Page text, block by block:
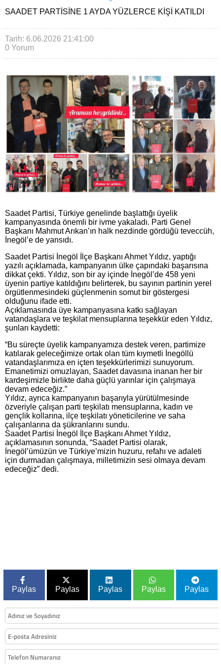
SAADET PARTISINE 1 AYDA YÜZLERCE KIŞI KATILDI
Tarih: 6.06.2026 21:41:00
0 Yorum
Saadet Partisi, Türkiye genelinde başlattığı üyelik
kampanyasında önemli bir ivme yakaladı. Parti Genel
Başkanı Mahmut Arıkan’ın halk nezdinde gördüğü teveccüh,
İnegöl’e de yansıdı.
Saadet Partisi İnegöl İlçe Başkanı Ahmet Yıldız, yaptığı
yazılı açıklamada, kampanyanın ülke çapındaki başarısına
dikkat çekti. Yıldız, son bir ay içinde İnegöl’de 458 yeni
üyenin partiye katıldığını belirterek, bu sayının partinin yerel
örgütlenmesindeki güçlenmenin somut bir göstergesi
olduğunu ifade etti.
Açıklamasında üye kampanyasına katkı sağlayan
vatandaşlara ve teşkilat mensuplarına teşekkür eden Yıldız,
şunları kaydetti:
“Bu süreçte üyelik kampanyamıza destek veren, partimize
katılarak geleceğimize ortak olan tüm kıymetli İnegöllü
vatandaşlarımıza en içten teşekkürlerimizi sunuyorum.
Emanetimizi omuzlayan, Saadet davasına inanan her bir
kardeşimizle birlikte daha güçlü yarınlar için çalışmaya
devam edeceğiz.”
Yıldız, ayrıca kampanyanın başarıyla yürütülmesinde
özveriyle çalışan parti teşkilatı mensuplarına, kadın ve
gençlik kollarına, ilçe teşkilatı yöneticilerine ve saha
çalışanlarına da şükranlarını sundu.
Saadet Partisi İnegöl İlçe Başkanı Ahmet Yıldız,
açıklamasının sonunda, “Saadet Partisi olarak,
İnegöl’ümüzün ve Türkiye’mizin huzuru, refahı ve adaleti
için durmadan çalışmaya, milletimizin sesi olmaya devam
edeceğiz” dedi.
Paylas Paylas Paylas Paylas Paylas